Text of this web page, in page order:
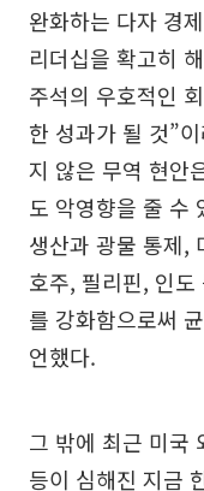
완화하는 다자 경
리더십을 확고히
주석의 우호적인
한 성과가 될 것”
지 않은 무역 현안
도 악영향을 줄 수
생산과 광물 통제,
호주, 필리핀, 인
를 강화함으로써
언했다.
그 밖에 최근 미국
등이 심해진 지금